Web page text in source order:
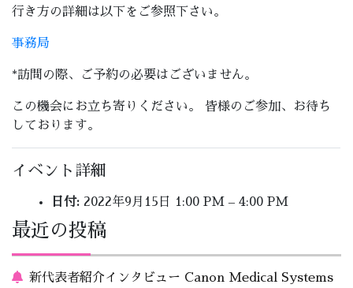
行き方の詳細は以下をご参照下さい。
事務局
*訪問の際、ご予約の必要はございません。
この機会にお立ち寄りください。 皆様のご参加、お待ち
しております。
イベント詳細
日付: 2022年9月15日 1:00 PM – 4:00 PM
最近の投稿
新代表者紹介インタビュー Canon Medical Systems